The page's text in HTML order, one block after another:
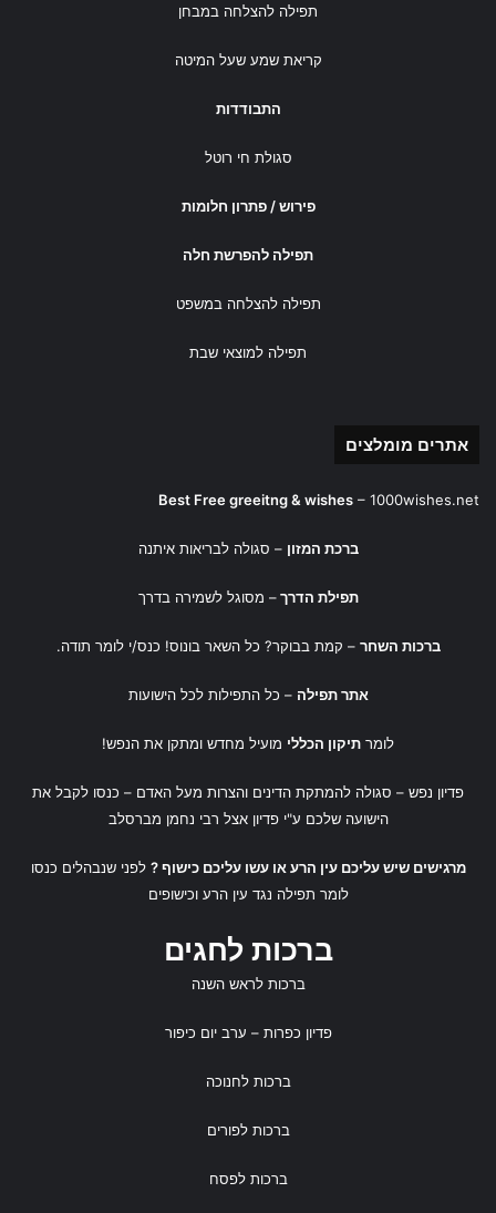
תפילה להצלחה במבחן
קריאת שמע שעל המיטה
התבודדות
סגולת חי רוטל
פירוש / פתרון חלומות
תפילה להפרשת חלה
תפילה להצלחה במשפט
תפילה למוצאי שבת
אתרים מומלצים
Best Free greeitng & wishes – 1000wishes.net
ברכת המזון – סגולה לבריאות איתנה
תפילת הדרך – מסוגל לשמירה בדרך
ברכות השחר – קמת בבוקר? כל השאר בונוס! כנס/י לומר תודה.
אתר תפילה – כל התפילות לכל הישועות
לומר תיקון הכללי מועיל מחדש ומתקן את הנפש!
פדיון נפש – סגולה להמתקת הדינים והצרות מעל האדם – כנסו לקבל את
הישועה שלכם ע"יפדיון אצל רבי נחמן מברסלב
מרגישים שיש עליכם עין הרע או עשו עליכם כישוף ? לפני שנבהלים כנסו
לומר תפילה נגד עין הרע וכישופים
ברכות לחגים
ברכות לראש השנה
פדיון כפרות – ערב יום כיפור
ברכות לחנוכה
ברכות לפורים
ברכות לפסח